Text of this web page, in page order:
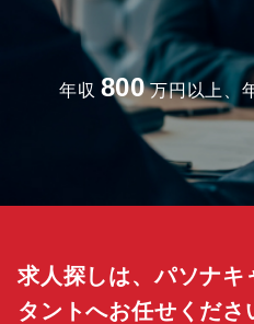
年収 800 万円以上、
求人探しは、パソナ
タントへお任せくださ